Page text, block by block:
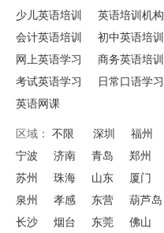
少儿英语培训
英语培训机构
会计英语培训
初中英语培训
网上英语学习
商务英语培训
考试英语学习
日常口语学习
英语网课
区域： 不限 深圳 福州
宁波
济南 青岛 郑州
苏州
珠海 山东 厦门
泉州
孝感 东营 葫芦岛
长沙
烟台 东莞 佛山